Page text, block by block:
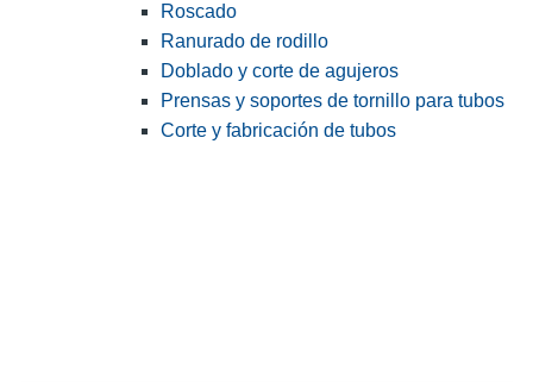
Roscado
Ranurado de rodillo
Doblado y corte de agujeros
Prensas y soportes de tornillo para tubos
Corte y fabricación de tubos